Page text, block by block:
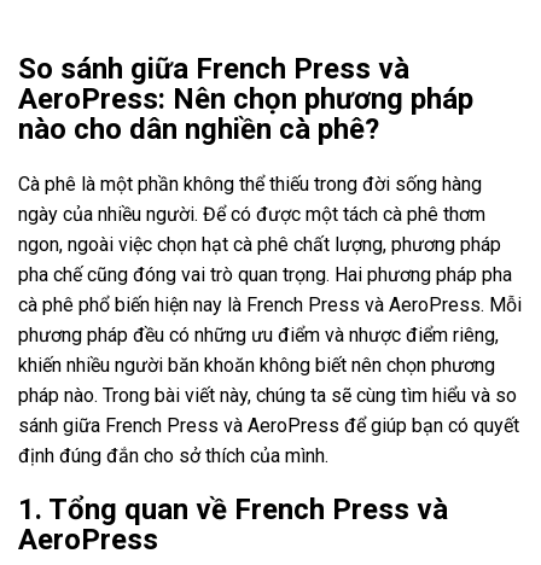
So sánh giữa French Press và
AeroPress: Nên chọn phương pháp
nào cho dân nghiền cà phê?
Cà phê là một phần không thể thiếu trong đời sống hàng
ngày của nhiều người. Để có được một tách cà phê thơm
ngon, ngoài việc chọn hạt cà phê chất lượng, phương pháp
pha chế cũng đóng vai trò quan trọng. Hai phương pháp pha
cà phê phổ biến hiện nay là French Press và AeroPress. Mỗi
phương pháp đều có những ưu điểm và nhược điểm riêng,
khiến nhiều người băn khoăn không biết nên chọn phương
pháp nào. Trong bài viết này, chúng ta sẽ cùng tìm hiểu và so
sánh giữa French Press và AeroPress để giúp bạn có quyết
định đúng đắn cho sở thích của mình.
1. Tổng quan về French Press và
AeroPress